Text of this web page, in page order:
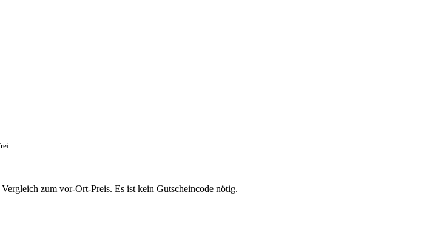
zum vor-Ort-Preis. Es ist kein Gutscheincode nötig.